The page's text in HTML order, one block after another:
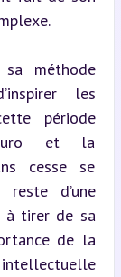
méthode
les
période
et la
cesse se
d’une
à tirer de sa
de la